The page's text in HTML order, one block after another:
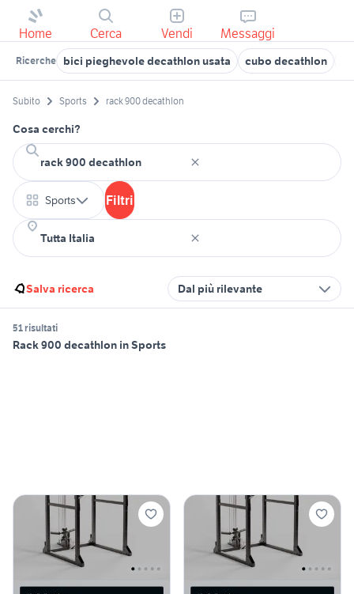
Home Cerca Vendi Messaggi
Ricerche bici pieghevole decathlon usata cubo decathlon
Subito Sports rack 900 decathlon
Cosa cerchi?
Sports Filtri
Salva ricerca Dal più rilevante
51 risultati
Rack 900 decathlon in Sports